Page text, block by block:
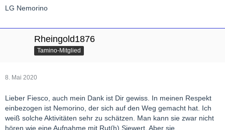
LG Nemorino
Rheingold1876
Tamino-Mitglied
8. Mai 2020
Lieber Fiesco, auch mein Dank ist Dir gewiss. In meinen Respekt
einbezogen ist Nemorino, der sich auf den Weg gemacht hat. Ich
weiß solche Aktivitäten sehr zu schätzen. Man kann sie zwar nicht
hören wie eine Aufnahme mit Rut(h) Siewert. Aber sie